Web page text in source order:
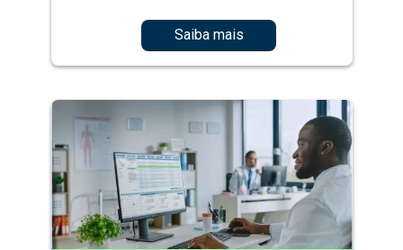
Saiba mais